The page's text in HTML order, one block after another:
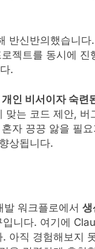
반신반의했습니
젝트를 동시에
.
개인 비서이자 숙련
는 코드 제안,
자 끙끙 앓을 필
상됩니다.
워크플로에서 생
니다. 여기에
아직 경험해보지